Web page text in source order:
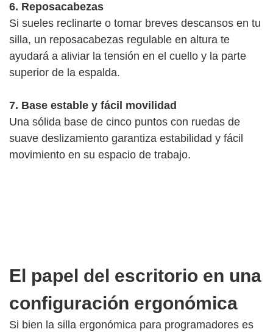
6. Reposacabezas
Si sueles reclinarte o tomar breves descansos en tu
silla, un reposacabezas regulable en altura te
ayudará a aliviar la tensión en el cuello y la parte
superior de la espalda.
7. Base estable y fácil movilidad
Una sólida base de cinco puntos con ruedas de
suave deslizamiento garantiza estabilidad y fácil
movimiento en su espacio de trabajo.
El papel del escritorio en una
configuración ergonómica
Si bien la silla ergonómica para programadores es